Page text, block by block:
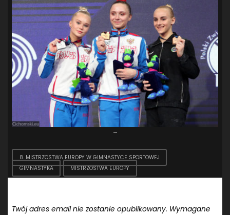
–
8. MISTRZOSTWA EUROPY W GIMNASTYCE SPORTOWEJ
GIMNASTYKA
MISTRZOSTWA EUROPY
Twój adres email nie zostanie opublikowany. Wymagane